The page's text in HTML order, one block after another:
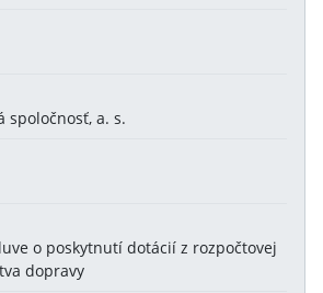
spoločnosť, a. s.
o poskytnutí dotácií z rozpočtovej
dopravy